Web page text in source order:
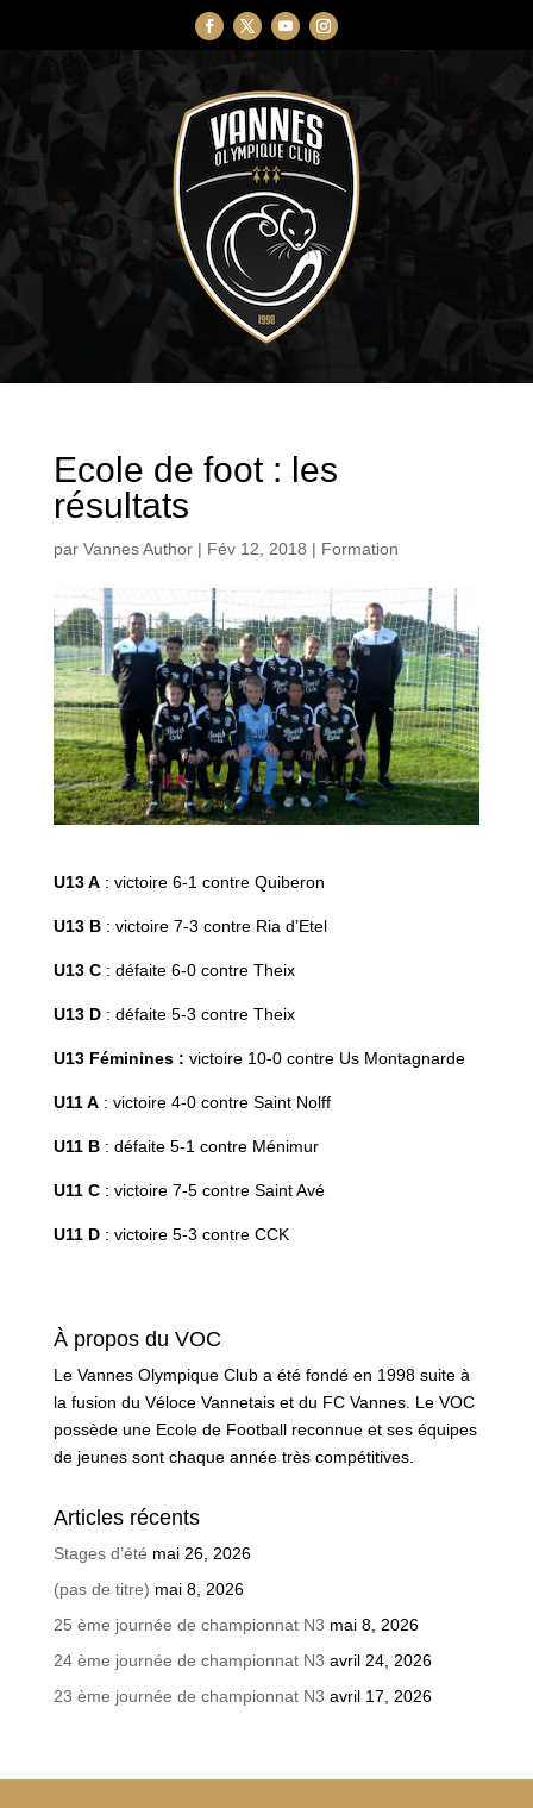
Ecole de foot : les
résultats
par Vannes Author| Fév 12, 2018 | Formation
U13 A: victoire 6-1 contre Quiberon
U13 B: victoire 7-3 contre Ria d’Etel
U13 C: défaite 6-0 contre Theix
U13 D: défaite 5-3 contre Theix
U13 Féminines : victoire 10-0 contre Us Montagnarde
U11 A: victoire 4-0 contre Saint Nolff
U11 B: défaite 5-1 contre Ménimur
U11 C: victoire 7-5 contre Saint Avé
U11 D: victoire 5-3 contre CCK
À propos du VOC
Le Vannes Olympique Club a été fondé en 1998 suite à
la fusion du Véloce Vannetais et du FC Vannes. Le VOC
possède une Ecole de Football reconnue et ses équipes
de jeunes sont chaque année très compétitives.
Articles récents
Stages d’été mai 26, 2026
(pas de titre) mai 8, 2026
25 ème journée de championnat N3 mai 8, 2026
24 ème journée de championnat N3 avril 24, 2026
23 ème journée de championnat N3 avril 17, 2026